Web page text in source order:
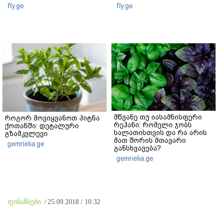
fly.ge
fly.ge
როგორ მოვიყვანოთ პიტნა
ქოთანში: დეტალური
გზამკვლევი
gemrielia.ge
მწვანე თუ იასამნისფერი
რეჰანი: რომელი ჯობს
სალათისთვის და რა არის
მათ შორის მთავარი
განსხვავება?
gemrielia.ge
ფინანსები / 25.09.2018 / 10:32